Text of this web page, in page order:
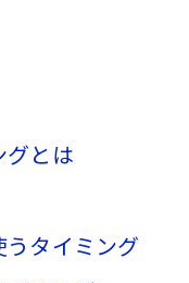
グとは
うタイミング